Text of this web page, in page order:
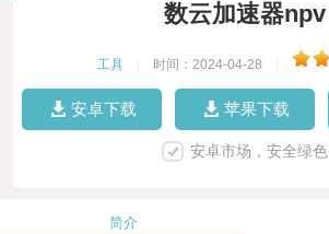
数云加速器npv
工具 时间：2024-04-28
安卓下载 苹果下载
安卓市场，安全绿色
简介